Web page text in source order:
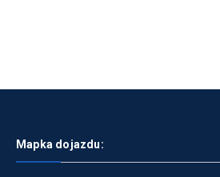
Mapka dojazdu: